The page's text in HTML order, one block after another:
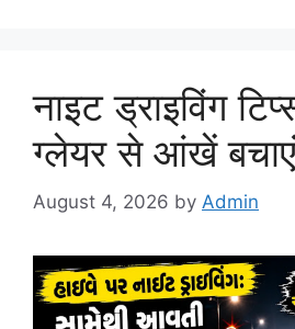
नाइट ड्राइविंग
ग्लेयर से आंखें बचाएं
August 4, 2026 by Admin